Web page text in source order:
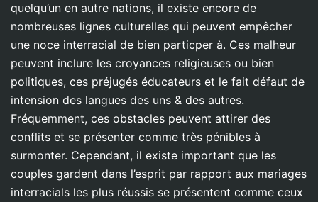
quelqu’un en autre nations, il existe encore de
nombreuses lignes culturelles qui peuvent empêcher
une noce interracial de bien particper à. Ces malheur
peuvent inclure les croyances religieuses ou bien
politiques, ces préjugés éducateurs et le fait défaut de
intension des langues des uns & des autres.
Fréquemment, ces obstacles peuvent attirer des
conflits et se présenter comme très pénibles à
surmonter. Cependant, il existe important que les
couples gardent dans l’esprit par rapport aux mariages
interracials les plus réussis se présentent comme ceux